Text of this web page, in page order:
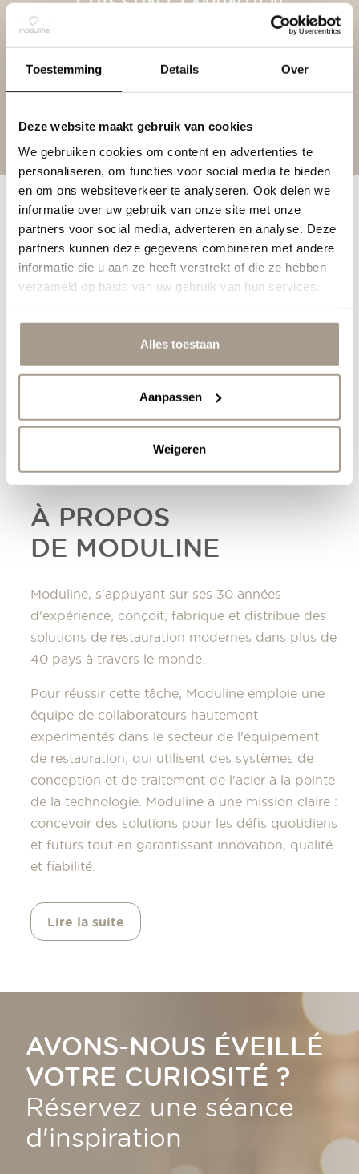
Toestemming Details Over
Deze website maakt gebruik van cookies
We gebruiken cookies om content en advertenties te
personaliseren, om functies voor social media te bieden
en om ons websiteverkeer te analyseren. Ook delen we
informatie over uw gebruik van onze site met onze
partners voor social media, adverteren en analyse. Deze
partners kunnen deze gegevens combineren met andere
informatie die u aan ze heeft verstrekt of die ze hebben
verzameld op basis van uw gebruik van hun services.
Alles toestaan
Aanpassen
Weigeren
Produits
Thèmes
Démonstration
À propos de nous
Assistance
Voir le produit
NOS PRODUITS
À PROPOS
DE MODULINE
Moduline, s'appuyant sur ses 30 années
d'expérience, conçoit, fabrique et distribue des
solutions de restauration modernes dans plus de
40 pays à travers le monde.
Pour réussir cette tâche, Moduline emploie une
équipe de collaborateurs hautement
expérimentés dans le secteur de l'équipement
de restauration, qui utilisent des systèmes de
conception et de traitement de l'acier à la pointe
de la technologie. Moduline a une mission claire :
concevoir des solutions pour les défis quotidiens
et futurs tout en garantissant innovation, qualité
et fiabilité.
Lire la suite
AVONS-NOUS ÉVEILLÉ
VOTRE CURIOSITÉ ?
Réservez une séance
d'inspiration